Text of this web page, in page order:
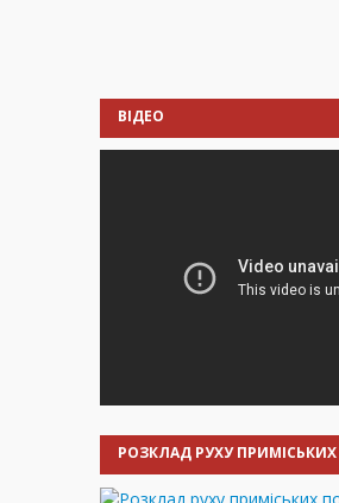
ВІДЕО
РОЗКЛАД РУХУ ПРИМІСЬКИХ